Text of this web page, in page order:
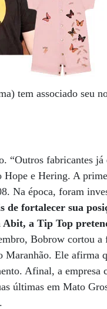
tem associado seu
“Outros fabricantes
Hope e Hering. A
Na época, foram
de fortalecer sua
a Tip Top
Bobrow cortou
Ele afirma
Afinal, a empresa
últimas em Mato